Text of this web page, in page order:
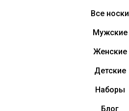
Все носки
Мужские
Женские
Детские
Наборы
Блог